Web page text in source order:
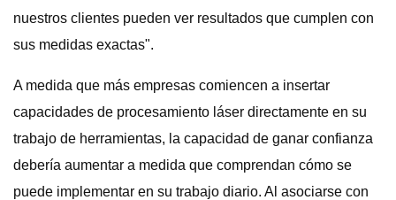
nuestros clientes pueden ver resultados que cumplen con
sus medidas exactas".
A medida que más empresas comiencen a insertar
capacidades de procesamiento láser directamente en su
trabajo de herramientas, la capacidad de ganar confianza
debería aumentar a medida que comprendan cómo se
puede implementar en su trabajo diario. Al asociarse con